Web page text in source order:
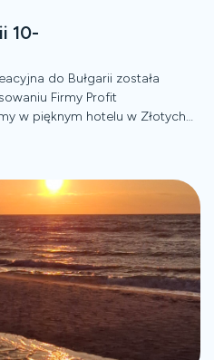
10-
do Bułgarii została
Firmy Profit
w pięknym hotelu w Złotych